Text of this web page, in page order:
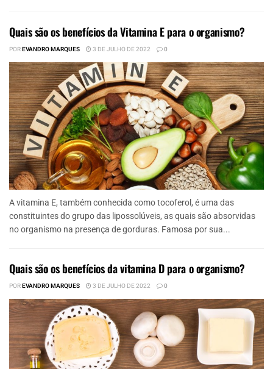
Quais são os benefícios da Vitamina E para o organismo?
POREVANDRO MARQUES 3 DE JULHO DE 2022 0
A vitamina E, também conhecida como tocoferol, é uma das
constituintes do grupo das lipossolúveis, as quais são absorvidas
no organismo na presença de gorduras. Famosa por sua...
Quais são os benefícios da vitamina D para o organismo?
POREVANDRO MARQUES 3 DE JULHO DE 2022 0